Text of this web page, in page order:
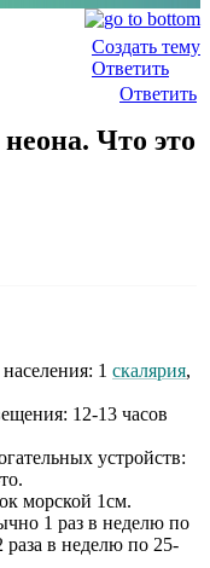
Создать тему
Ответить
Ответить
Что это
1 скалярия,
12-13 часов
устройств:
морской 1см.
1 раз в неделю по
раза в неделю по 25-